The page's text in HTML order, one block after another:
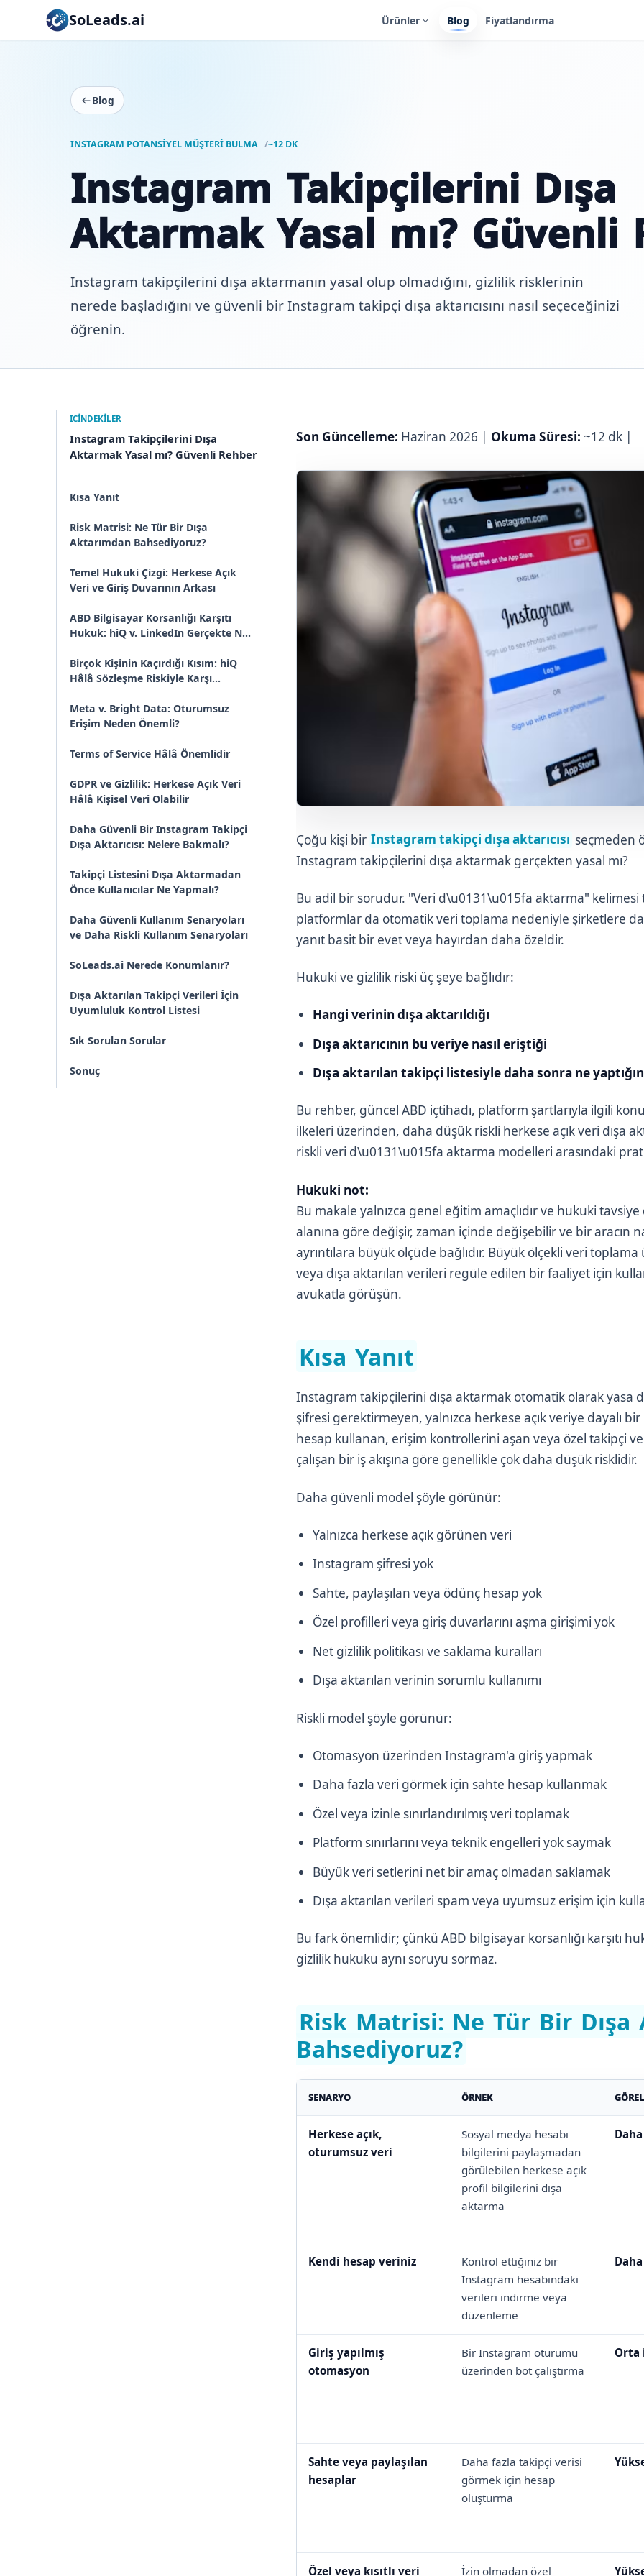
SoLeads.ai Ürünler Blog Fiyatlandırma
Blog
INSTAGRAM POTANSIYEL MÜŞTERI BULMA ~12 DK
Instagram Takipçilerini Dışa
Aktarmak Yasal mı? Güvenli
Instagram takipçilerini dışa aktarmanın yasal olup olmadığını, gizlilik risklerinin
nerede başladığını ve güvenli bir Instagram takipçi dışa aktarıcısını nasıl seçeceğinizi
öğrenin.
ICINDEKILER
Instagram Takipçilerini Dışa
Aktarmak Yasal mı? Güvenli Rehber
Kısa Yanıt
Risk Matrisi: Ne Tür Bir Dışa
Aktarımdan Bahsediyoruz?
Temel Hukuki Çizgi: Herkese Açık
Veri ve Giriş Duvarının Arkası
ABD Bilgisayar Korsanlığı Karşıtı
Hukuk: hiQ v. LinkedIn Gerçekte Ne
Birçok Kişinin Kaçırdığı Kısım: hiQ
Hâlâ Sözleşme Riskiyle Karşı
Meta v. Bright Data: Oturumsuz
Erişim Neden Önemli?
Terms of Service Hâlâ Önemlidir
GDPR ve Gizlilik: Herkese Açık Veri
Hâlâ Kişisel Veri Olabilir
Daha Güvenli Bir Instagram Takipçi
Dışa Aktarıcısı: Nelere Bakmalı?
Takipçi Listesini Dışa Aktarmadan
Önce Kullanıcılar Ne Yapmalı?
Daha Güvenli Kullanım Senaryoları
ve Daha Riskli Kullanım Senaryoları
SoLeads.ai Nerede Konumlanır?
Dışa Aktarılan Takipçi Verileri İçin
Uyumluluk Kontrol Listesi
Sık Sorulan Sorular
Sonuç
Son Güncelleme: Haziran 2026 | Okuma Süresi: ~12 dk |
Çoğu kişi bir Instagram takipçi dışa aktarıcısı seçmeden
Instagram takipçilerini dışa aktarmak gerçekten yasal mı?
Bu adil bir sorudur. "Veri d\u0131\u015fa aktarma" kelimesi
platformlar da otomatik veri toplama nedeniyle şirketlere
yanıt basit bir evet veya hayırdan daha özeldir.
Hukuki ve gizlilik riski üç şeye bağlıdır:
Hangi verinin dışa aktarıldığı
Dışa aktarıcının bu veriye nasıl eriştiği
Dışa aktarılan takipçi listesiyle daha sonra ne
Bu rehber, güncel ABD içtihadı, platform şartlarıyla ilgili
ilkeleri üzerinden, daha düşük riskli herkese açık veri dışa
riskli veri d\u0131\u015fa aktarma modelleri arasındaki
Hukuki not:
Bu makale yalnızca genel eğitim amaçlıdır ve hukuki tavsiye
alanına göre değişir, zaman içinde değişebilir ve bir aracın
ayrıntılara büyük ölçüde bağlıdır. Büyük ölçekli veri
veya dışa aktarılan verileri regüle edilen bir faaliyet için
avukatla görüşün.
Kısa Yanıt
Instagram takipçilerini dışa aktarmak otomatik olarak yasa
şifresi gerektirmeyen, yalnızca herkese açık veriye dayalı bir
hesap kullanan, erişim kontrollerini aşan veya özel takipçi
çalışan bir iş akışına göre genellikle çok daha düşük risklidir.
Daha güvenli model şöyle görünür:
Yalnızca herkese açık görünen veri
Instagram şifresi yok
Sahte, paylaşılan veya ödünç hesap yok
Özel profilleri veya giriş duvarlarını aşma girişimi yok
Net gizlilik politikası ve saklama kuralları
Dışa aktarılan verinin sorumlu kullanımı
Riskli model şöyle görünür:
Otomasyon üzerinden Instagram'a giriş yapmak
Daha fazla veri görmek için sahte hesap kullanmak
Özel veya izinle sınırlandırılmış veri toplamak
Platform sınırlarını veya teknik engelleri yok saymak
Büyük veri setlerini net bir amaç olmadan saklamak
Dışa aktarılan verileri spam veya uyumsuz erişim için
Bu fark önemlidir; çünkü ABD bilgisayar korsanlığı karşıtı
gizlilik hukuku aynı soruyu sormaz.
Risk Matrisi: Ne Tür Bir Dışa
Bahsediyoruz?
SENARYO ÖRNEK
Herkese açık,
oturumsuz veri
Sosyal medya hesabı
bilgilerini paylaşmadan
görülebilen herkese açık
profil bilgilerini dışa
aktarma
Kendi hesap veriniz
Kontrol ettiğiniz bir
Instagram hesabındaki
verileri indirme veya
düzenleme
Giriş yapılmış
otomasyon
Bir Instagram oturumu
üzerinden bot çalıştırma
Orta
Sahte veya paylaşılan
hesaplar
Daha fazla takipçi verisi
görmek için hesap
oluşturma
Özel veya kısıtlı veri İzin olmadan özel